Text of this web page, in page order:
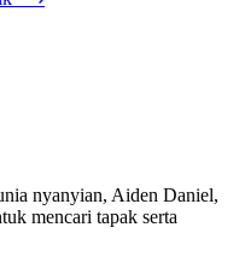
nyanyian, Aiden Daniel,
mencari tapak serta